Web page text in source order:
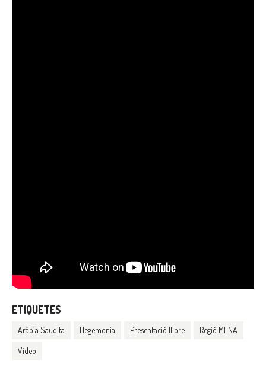
ETIQUETES
Aràbia Saudita Hegemonia Presentació llibre Regió MENA
Vídeo